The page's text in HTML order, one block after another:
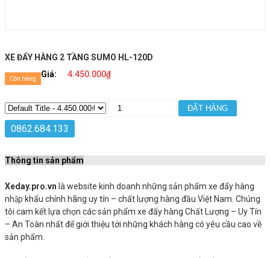
XE ĐẨY HÀNG 2 TẦNG SUMO HL-120D
Giá:
4.450.000₫
Còn hàng
ĐẶT HÀNG
0862.684.133
Thông tin sản phẩm
Xeday.pro.vn là website kinh doanh những sản phẩm xe đẩy hàng
nhập khẩu chính hãng uy tín – chất lượng hàng đầu Việt Nam. Chúng
tôi cam kết lựa chọn các sản phẩm xe đẩy hàng Chất Lượng – Uy Tín
– An Toàn nhất để giới thiệu tới những khách hàng có yêu cầu cao về
sản phẩm.